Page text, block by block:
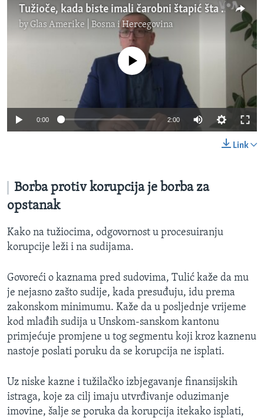
Tužioče, kada biste imali čarobni štapić šta biste promijenili?
by Glas Amerike | Bosna i Hercegovina
No media source currently available
0:00 2:00
Link
Borba protiv korupcija je borba za
opstanak
Kako na tužiocima, odgovornost u procesuiranju
korupcije leži i na sudijama.
Govoreći o kaznama pred sudovima, Tulić kaže da mu
je nejasno zašto sudije, kada presuđuju, idu prema
zakonskom minimumu. Kaže da u posljednje vrijeme
kod mlađih sudija u Unskom-sanskom kantonu
primjećuje promjene u tog segmentu koji kroz kaznenu
nastoje poslati poruku da se korupcija ne isplati.
Uz niske kazne i tužilačko izbjegavanje finansijskih
istraga, koje za cilj imaju utvrđivanje oduzimanje
imovine, šalje se poruka da korupcija itekako isplati,